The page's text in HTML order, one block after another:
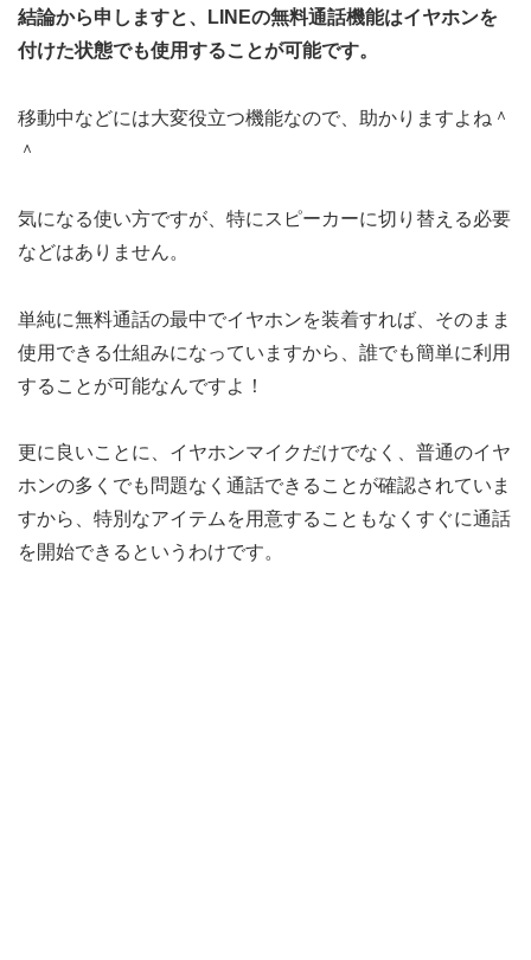
結論から申しますと、LINEの無料通話機能はイヤホンを
付けた状態でも使用することが可能です。
移動中などには大変役立つ機能なので、助かりますよね＾
＾
気になる使い方ですが、特にスピーカーに切り替える必要
などはありません。
単純に無料通話の最中でイヤホンを装着すれば、そのまま
使用できる仕組みになっていますから、誰でも簡単に利用
することが可能なんですよ！
更に良いことに、イヤホンマイクだけでなく、普通のイヤ
ホンの多くでも問題なく通話できることが確認されていま
すから、特別なアイテムを用意することもなくすぐに通話
を開始できるというわけです。